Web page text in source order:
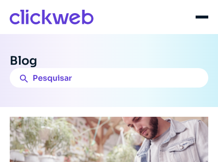
Blog